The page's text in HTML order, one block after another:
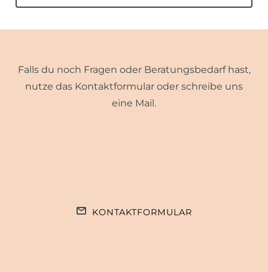
Falls du noch Fragen oder Beratungsbedarf hast,
nutze das Kontaktformular oder schreibe uns
eine Mail.
KONTAKTFORMULAR